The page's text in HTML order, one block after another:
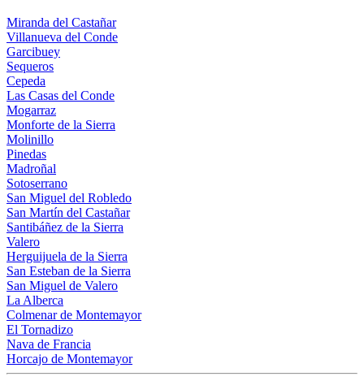
Miranda del Castañar
Villanueva del Conde
Garcibuey
Sequeros
Cepeda
Las Casas del Conde
Mogarraz
Monforte de la Sierra
Molinillo
Pinedas
Madroñal
Sotoserrano
San Miguel del Robledo
San Martín del Castañar
Santibáñez de la Sierra
Valero
Herguijuela de la Sierra
San Esteban de la Sierra
San Miguel de Valero
La Alberca
Colmenar de Montemayor
El Tornadizo
Nava de Francia
Horcajo de Montemayor